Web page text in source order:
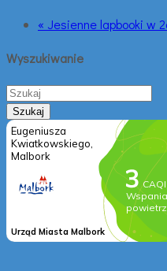
« Jesienne lapbooki w
Wyszukiwanie